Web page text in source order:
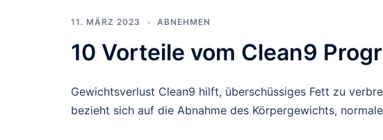
11. MÄRZ 2023 ABNEHMEN
10 Vorteile vom Clean9
Gewichtsverlust Clean9 hilft, überschüssiges Fett zu
bezieht sich auf die Abnahme des Körpergewichts,